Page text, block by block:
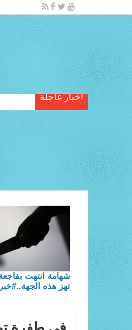
أخبار عاجلة
مندوب عام حماية الطفولة
شهامة انتهت
تهز هذه